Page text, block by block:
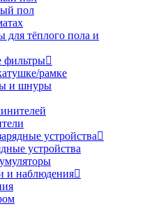
пол
для тёплого пола и
фильтры
рамке
и шнуры
устройства
устройства
и наблюдения